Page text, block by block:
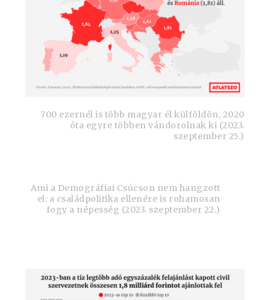
700 ezernél is több magyar él külföldön, 2020
óta egyre többen vándorolnak ki (2023.
szeptember 25.)
Ami a Demográfiai Csúcson nem hangzott
el: a családpolitika ellenére is rohamosan
fogy a népesség (2023. szeptember 22.)